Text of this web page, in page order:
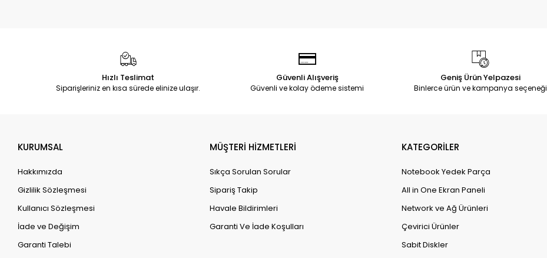
Hızlı Teslimat
Siparişleriniz en kısa sürede elinize ulaşır.
Güvenli Alışveriş
Güvenli ve kolay ödeme sistemi
Geniş Ürün Yelpazesi
Binlerce ürün ve kampanya seçeneği
KURUMSAL
Hakkımızda
Gizlilik Sözleşmesi
Kullanıcı Sözleşmesi
İade ve Değişim
Garanti Talebi
MÜŞTERİ HİZMETLERİ
Sıkça Sorulan Sorular
Sipariş Takip
Havale Bildirimleri
Garanti Ve İade Koşulları
KATEGORİLER
Notebook Yedek Parça
All in One Ekran Paneli
Network ve Ağ Ürünleri
Çevirici Ürünler
Sabit Diskler